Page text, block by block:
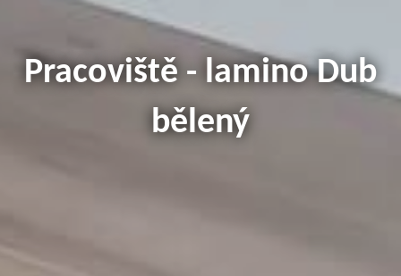
Pracoviště - lamino Dub
bělený